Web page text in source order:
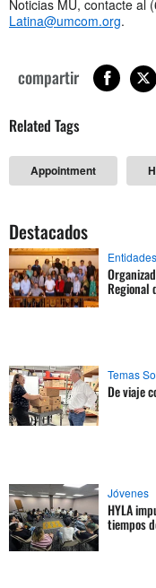
Noticias MU, contacte al
Latina@umcom.org.
compartir
Related Tags
Appointment
Destacados
Regional
Temas
De viaje
Jóvenes
HYLA
tiempos